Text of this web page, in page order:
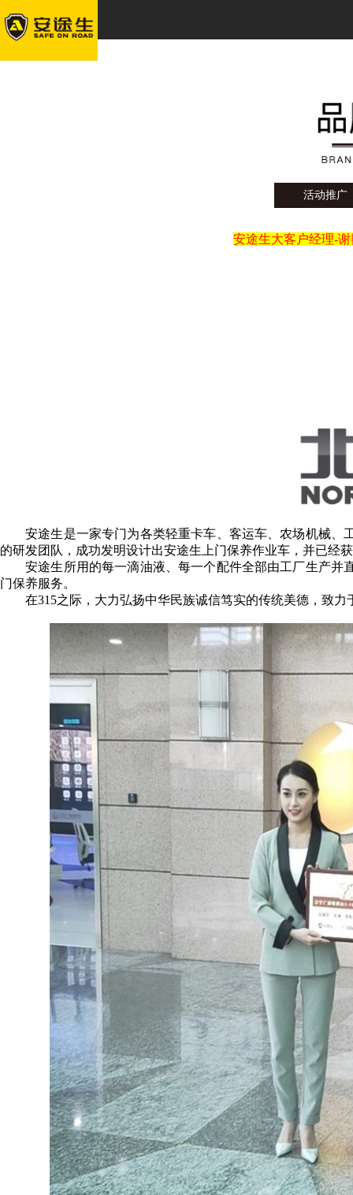
活动推广
安途生大客户经理-
安途生是一家专门为各类轻重卡车、客运车、农场机械
的研发团队，成功发明设计出安途生上门保养作业车，并已经
安途生所用的每一滴油液、每一个配件全部由工厂生产
门保养服务。
在315之际，大力弘扬中华民族诚信笃实的传统美德，致